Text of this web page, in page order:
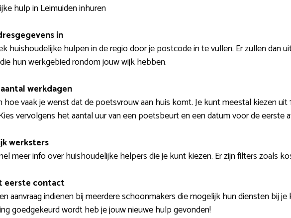
hulp in Leimuiden inhuren
in
huishoudelijke hulpen in de regio door je postcode in te vullen. Er zullen dan
hun werkgebied rondom jouw wijk hebben.
werkdagen
hoe vaak je wenst dat de poetsvrouw aan huis komt. Je kunt meestal kiezen uit
vervolgens het aantal uur van een poetsbeurt en een datum voor de eerste
werksters
meer info over huishoudelijke helpers die je kunt kiezen. Er zijn filters zoals
eerste contact
aanvraag indienen bij meerdere schoonmakers die mogelijk hun diensten bij
goedgekeurd wordt heb je jouw nieuwe hulp gevonden!